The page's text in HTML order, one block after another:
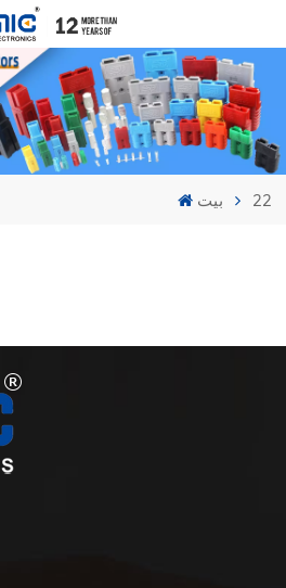
بيت 22